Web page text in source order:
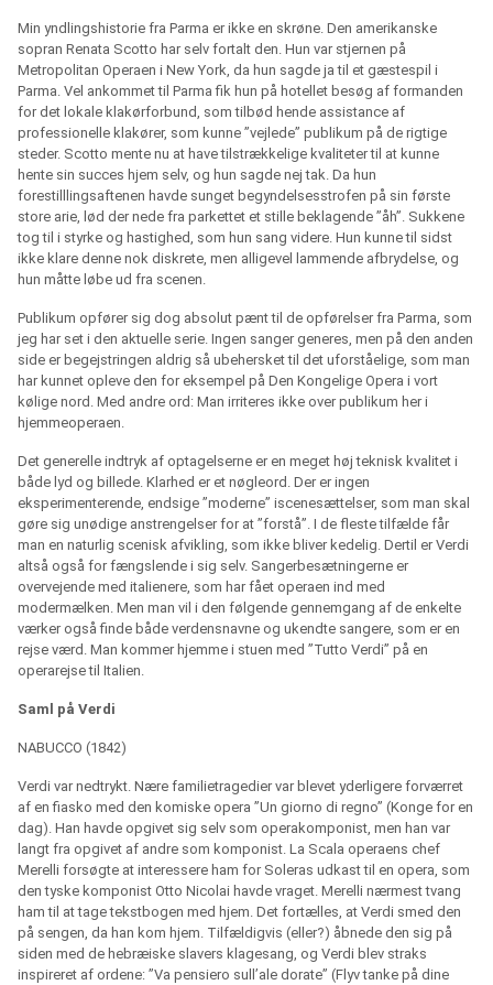
Min yndlingshistorie fra Parma er ikke en skrøne. Den amerikanske
sopran Renata Scotto har selv fortalt den. Hun var stjernen på
Metropolitan Operaen i New York, da hun sagde ja til et gæstespil i
Parma. Vel ankommet til Parma fik hun på hotellet besøg af formanden
for det lokale klakørforbund, som tilbød hende assistance af
professionelle klakører, som kunne ”vejlede” publikum på de rigtige
steder. Scotto mente nu at have tilstrækkelige kvaliteter til at kunne
hente sin succes hjem selv, og hun sagde nej tak. Da hun
forestilllingsaftenen havde sunget begyndelsesstrofen på sin første
store arie, lød der nede fra parkettet et stille beklagende ”åh”. Sukkene
tog til i styrke og hastighed, som hun sang videre. Hun kunne til sidst
ikke klare denne nok diskrete, men alligevel lammende afbrydelse, og
hun måtte løbe ud fra scenen.
Publikum opfører sig dog absolut pænt til de opførelser fra Parma, som
jeg har set i den aktuelle serie. Ingen sanger generes, men på den anden
side er begejstringen aldrig så ubehersket til det uforståelige, som man
har kunnet opleve den for eksempel på Den Kongelige Opera i vort
kølige nord. Med andre ord: Man irriteres ikke over publikum her i
hjemmeoperaen.
Det generelle indtryk af optagelserne er en meget høj teknisk kvalitet i
både lyd og billede. Klarhed er et nøgleord. Der er ingen
eksperimenterende, endsige ”moderne” iscenesættelser, som man skal
gøre sig unødige anstrengelser for at ”forstå”. I de fleste tilfælde får
man en naturlig scenisk afvikling, som ikke bliver kedelig. Dertil er Verdi
altså også for fængslende i sig selv. Sangerbesætningerne er
overvejende med italienere, som har fået operaen ind med
modermælken. Men man vil i den følgende gennemgang af de enkelte
værker også finde både verdensnavne og ukendte sangere, som er en
rejse værd. Man kommer hjemme i stuen med ”Tutto Verdi” på en
operarejse til Italien.
Saml på Verdi
NABUCCO (1842)
Verdi var nedtrykt. Nære familietragedier var blevet yderligere forværret
af en fiasko med den komiske opera ”Un giorno di regno” (Konge for en
dag). Han havde opgivet sig selv som operakomponist, men han var
langt fra opgivet af andre som komponist. La Scala operaens chef
Merelli forsøgte at interessere ham for Soleras udkast til en opera, som
den tyske komponist Otto Nicolai havde vraget. Merelli nærmest tvang
ham til at tage tekstbogen med hjem. Det fortælles, at Verdi smed den
på sengen, da han kom hjem. Tilfældigvis (eller?) åbnede den sig på
siden med de hebræiske slavers klagesang, og Verdi blev straks
inspireret af ordene: ”Va pensiero sull’ale dorate” (Flyv tanke på dine